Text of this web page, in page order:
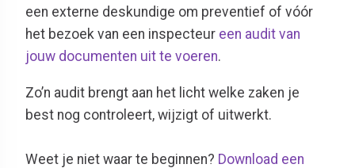
een externe deskundige om preventief of vóór
het bezoek van een inspecteur een audit van
jouw documenten uit te voeren.
Zo’n audit brengt aan het licht welke zaken je
best nog controleert, wijzigt of uitwerkt.
Weet je niet waar te beginnen? Download een